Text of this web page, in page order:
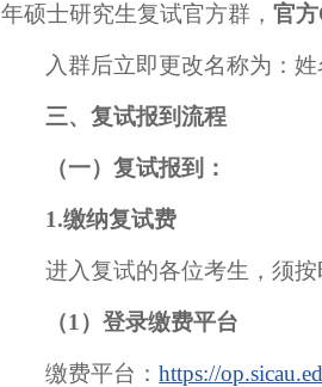
年硕士研究生复试官方群， 官方
入群后立即更改名称为：
三、复试报到流程
（一）复试报到：
1.缴纳复试费
进入复试的各位考生，须
（1）登录缴费平台
缴费平台：https://